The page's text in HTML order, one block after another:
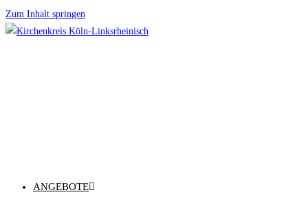
Zum Inhalt springen
ANGEBOTE